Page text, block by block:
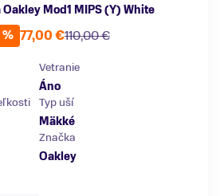
Mod1 MIPS (Y) White
110,00 €
77,00 €
Vetranie
Áno
Typ uší
Mäkké
Značka
Oakley